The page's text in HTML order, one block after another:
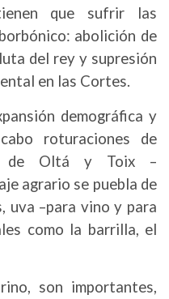
que sufrir las
abolición de
del rey y supresión
en las Cortes.
demográfica y
roturaciones de
de Oltá y Toix –
agrario se puebla de
uva –para vino y para
como la barrilla, el
son importantes,